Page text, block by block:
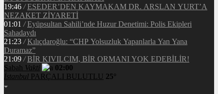
19:46 / ESEDER’DEN KAYMAKAM DR. ARSLAN YURT’A
NEZAKET ZİYARETİ
01:01 / Eyüpsultan Sahili’nde Huzur Denetimi: Polis Ekipleri
Sahadaydı
21:23 / Kılıçdaroğlu: “CHP Yolsuzluk Yapanlarla Yan Yana
Duramaz”
21:09 / BİR KIVILCIM, BİR ORMANI YOK EDEBİLİR!
Sabah Vakti
02:00
İstanbul PARÇALI BULUTLU 25°